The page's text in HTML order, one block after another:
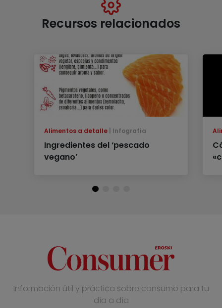
Recursos relacionados
Alimentos a detalle Infografía
Ingredientes del ‘pescado
vegano’
Información útil y práctica sobre consumo para tu
día a día